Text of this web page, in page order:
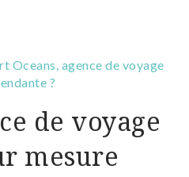
Oceans, agence de voyage
?
de voyage
mesure